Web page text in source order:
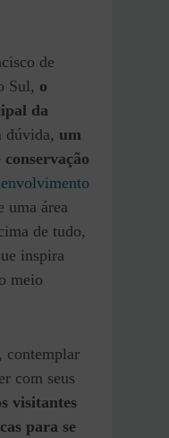
de
Sul, o
da
dúvida, um
uma área
de tudo,
inspira
meio
contemplar
com seus
visitantes
para se